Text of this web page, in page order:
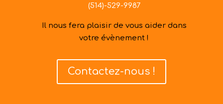
(514)-529-9987
Il nous fera plaisir de vous aider dans
votre évènement !
Contactez-nous !